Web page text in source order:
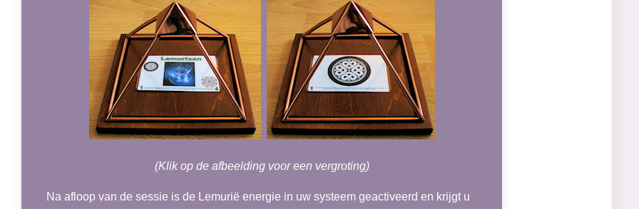
(Klik op de afbeelding voor een vergroting)
Na afloop van de sessie is de Lemurië energie in uw systeem geactiveerd en krijgt u